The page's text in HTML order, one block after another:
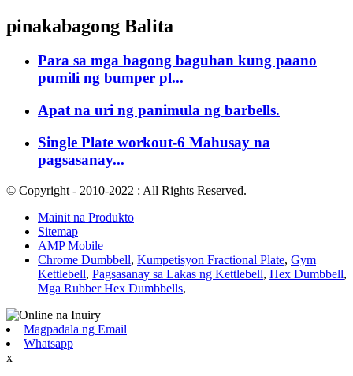
pinakabagong Balita
Para sa mga bagong baguhan kung paano
pumili ng bumper pl...
Apat na uri ng panimula ng barbells.
Single Plate workout-6 Mahusay na
pagsasanay...
© Copyright - 2010-2022 : All Rights Reserved.
Mainit na Produkto
Sitemap
AMP Mobile
Chrome Dumbbell, Kumpetisyon Fractional Plate, Gym
Kettlebell, Pagsasanay sa Lakas ng Kettlebell, Hex Dumbbell,
Mga Rubber Hex Dumbbells,
Magpadala ng Email
Whatsapp
x